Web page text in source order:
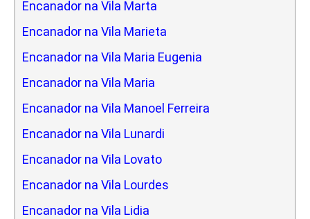
Encanador na Vila Marta
Encanador na Vila Marieta
Encanador na Vila Maria Eugenia
Encanador na Vila Maria
Encanador na Vila Manoel Ferreira
Encanador na Vila Lunardi
Encanador na Vila Lovato
Encanador na Vila Lourdes
Encanador na Vila Lidia